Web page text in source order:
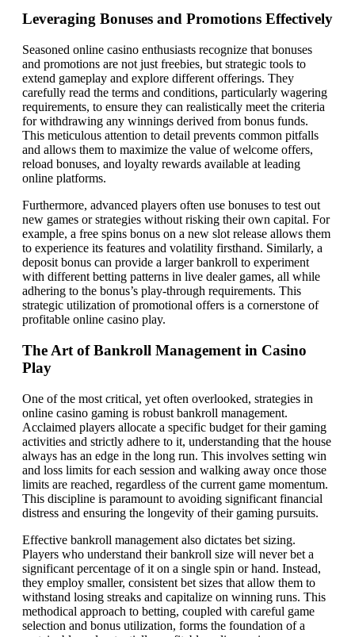
Leveraging Bonuses and Promotions Effectively
Seasoned online casino enthusiasts recognize that bonuses
and promotions are not just freebies, but strategic tools to
extend gameplay and explore different offerings. They
carefully read the terms and conditions, particularly wagering
requirements, to ensure they can realistically meet the criteria
for withdrawing any winnings derived from bonus funds.
This meticulous attention to detail prevents common pitfalls
and allows them to maximize the value of welcome offers,
reload bonuses, and loyalty rewards available at leading
online platforms.
Furthermore, advanced players often use bonuses to test out
new games or strategies without risking their own capital. For
example, a free spins bonus on a new slot release allows them
to experience its features and volatility firsthand. Similarly, a
deposit bonus can provide a larger bankroll to experiment
with different betting patterns in live dealer games, all while
adhering to the bonus’s play-through requirements. This
strategic utilization of promotional offers is a cornerstone of
profitable online casino play.
The Art of Bankroll Management in Casino
Play
One of the most critical, yet often overlooked, strategies in
online casino gaming is robust bankroll management.
Acclaimed players allocate a specific budget for their gaming
activities and strictly adhere to it, understanding that the house
always has an edge in the long run. This involves setting win
and loss limits for each session and walking away once those
limits are reached, regardless of the current game momentum.
This discipline is paramount to avoiding significant financial
distress and ensuring the longevity of their gaming pursuits.
Effective bankroll management also dictates bet sizing.
Players who understand their bankroll size will never bet a
significant percentage of it on a single spin or hand. Instead,
they employ smaller, consistent bet sizes that allow them to
withstand losing streaks and capitalize on winning runs. This
methodical approach to betting, coupled with careful game
selection and bonus utilization, forms the foundation of a